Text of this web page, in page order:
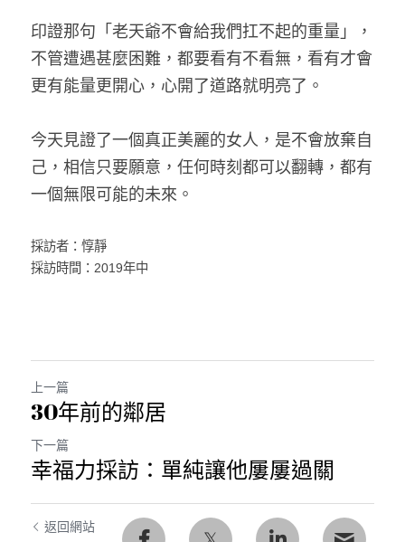
印證那句「老天爺不會給我們扛不起的重量」，
不管遭遇甚麼困難，都要看有不看無，看有才會
更有能量更開心，心開了道路就明亮了。
今天見證了一個真正美麗的女人，是不會放棄自
己，相信只要願意，任何時刻都可以翻轉，都有
一個無限可能的未來。
採訪者：惇靜
採訪時間：2019年中
上一篇
30年前的鄰居
下一篇
幸福力採訪：單純讓他屢屢過關
返回網站